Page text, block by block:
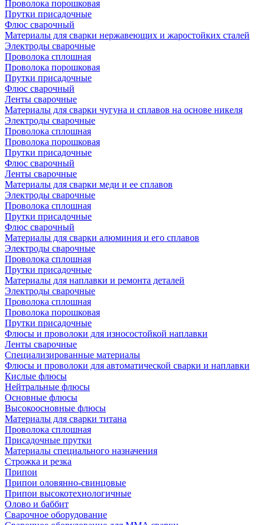
Проволока порошковая
Прутки присадочные
Флюс сварочный
Материалы для сварки нержавеющих и жаростойких сталей
Электроды сварочные
Проволока сплошная
Проволока порошковая
Прутки присадочные
Флюс сварочный
Ленты сварочные
Материалы для сварки чугуна и сплавов на основе никеля
Электроды сварочные
Проволока сплошная
Проволока порошковая
Прутки присадочные
Флюс сварочный
Ленты сварочные
Материалы для сварки меди и ее сплавов
Электроды сварочные
Проволока сплошная
Прутки присадочные
Флюс сварочный
Материалы для сварки алюминия и его сплавов
Электроды сварочные
Проволока сплошная
Прутки присадочные
Материалы для наплавки и ремонта деталей
Электроды сварочные
Проволока сплошная
Проволока порошковая
Прутки присадочные
Флюсы и проволоки для износостойкой наплавки
Ленты сварочные
Специализированные материалы
Флюсы и проволоки для автоматической сварки и наплавки
Кислые флюсы
Нейтральные флюсы
Основные флюсы
Высокоосновные флюсы
Материалы для сварки титана
Проволока сплошная
Присадочные прутки
Материалы специального назначения
Строжка и резка
Припои
Припои оловянно-свинцовые
Припои высокотехнологичные
Олово и баббит
Сварочное оборудование